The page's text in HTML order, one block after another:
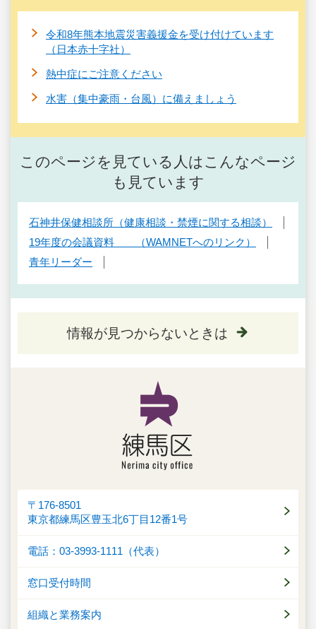
令和8年熊本地震災害義援金を受け付けています
（日本赤十字社）
熱中症にご注意ください
水害（集中豪雨・台風）に備えましょう
このページを見ている人はこんなページ
も見ています
石神井保健相談所（健康相談・禁煙に関する相談）
19年度の会議資料 （WAMNETへのリンク）
青年リーダー
情報が見つからないときは
〒176-8501
東京都練馬区豊玉北6丁目12番1号
電話：03-3993-1111（代表）
窓口受付時間
組織と業務案内